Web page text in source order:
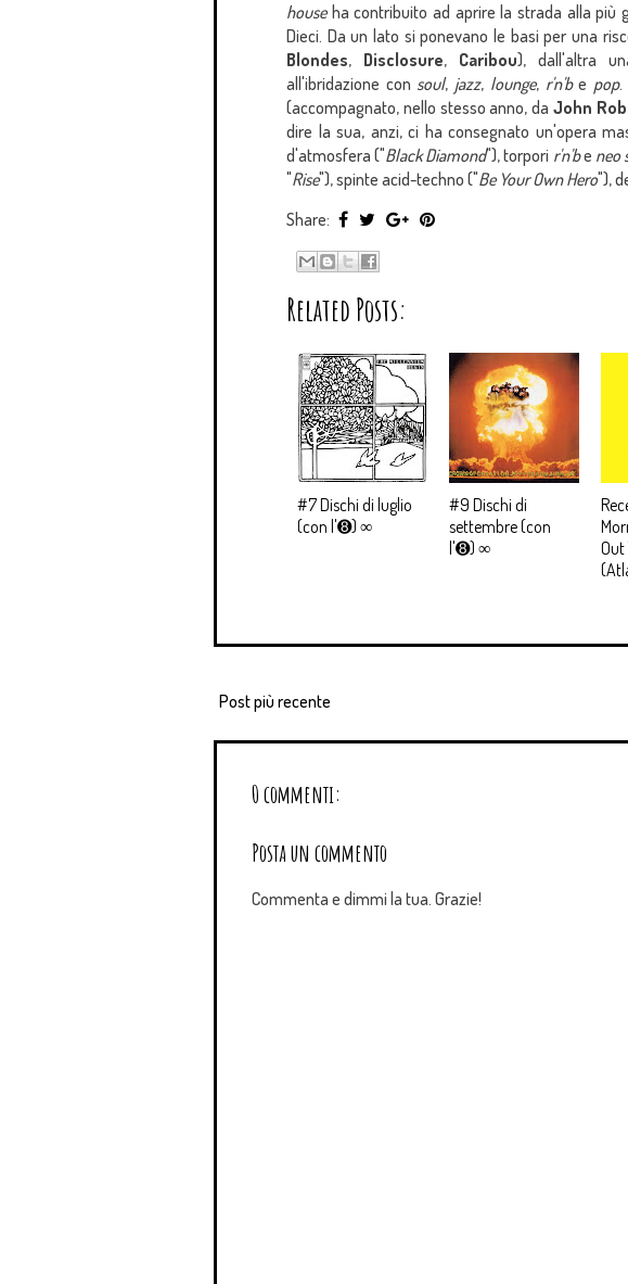
househa contribuito ad aprire la strada alla più
Dieci. Da un lato si ponevano le basi per una
Blondes, Disclosure, Caribou), dall'altra
all'ibridazione con soul, jazz, lounge, r'n'be pop.
(accompagnato, nello stesso anno, da John
dire la sua, anzi, ci ha consegnato un'opera
d'atmosfera ("Black Diamond"), torpori r'n'be neo
"Rise"), spinte acid-techno ("Be Your Own Hero"),
Share:
Related Posts:
#7 Dischi di luglio
(con l'➑) ∞
#9 Dischi di
settembre (con
l'➑) ∞
Out
Post più recente
0 commenti:
Posta un commento
Commenta e dimmi la tua. Grazie!